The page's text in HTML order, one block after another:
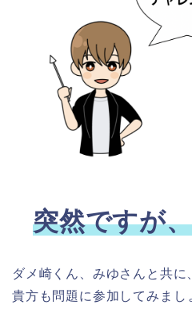
突然ですが
ダメ崎くん、みゆさんと共に
貴方も問題に参加してみまし